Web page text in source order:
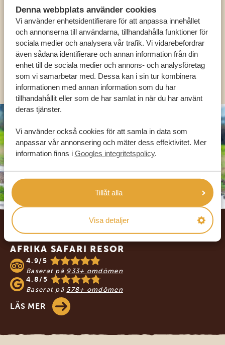
Denna webbplats använder cookies
Vi använder enhetsidentifierare för att anpassa innehållet
och annonserna till användarna, tillhandahålla funktioner för
sociala medier och analysera vår trafik. Vi vidarebefordrar
även sådana identifierare och annan information från din
enhet till de sociala medier och annons- och analysföretag
som vi samarbetar med. Dessa kan i sin tur kombinera
informationen med annan information som du har
tillhandahållit eller som de har samlat in när du har använt
deras tjänster.
Vi använder också cookies för att samla in data som
anpassar vår annonsering och mäter dess effektivitet. Mer
information finns i Googles integritetspolicy.
Tillåt alla
Visa detaljer
HJÄLPA DIG
SV:+31 174 788 101
OLIKA LÄNDER
Footer
VÅRA KUNDER REKOMMENDERAR
AFRIKA SAFARI RESOR
4.9/5
Baserat på 933+ omdömen
4.8/5
Baserat på 578+ omdömen
LÄS MER